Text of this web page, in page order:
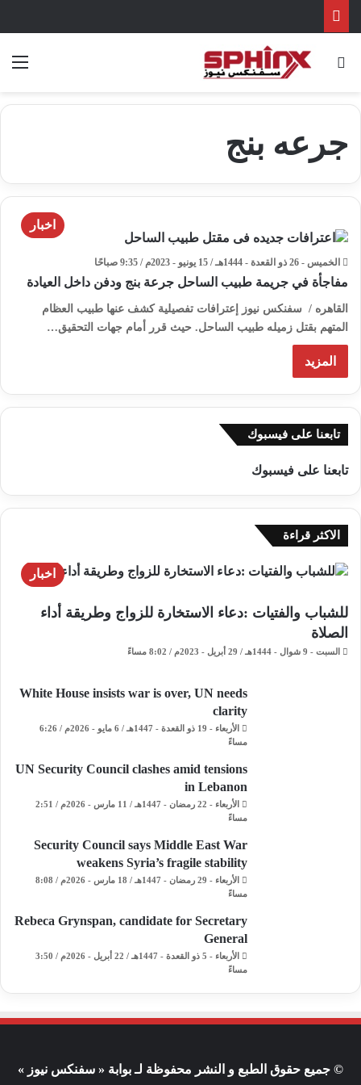
بحث عن
جرعه بنج
اخبار
الخميس - 26 ذو القعدة - 1444هـ / 15 يونيو - 2023م / 9:35 صباحًا
مفاجأة في جريمة طبيب الساحل جرعة بنج ودفن داخل العيادة
القاهره / سفنكس نيوز إعترافات تفصيلية كشف عنها طبيب العظام
المتهم بقتل زميله طبيب الساحل. حيث قرر أمام جهات التحقيق…
المزيد
تابعنا على فيسبوك
تابعنا على فيسبوك
الاكثر قراءة
اخبار
للشباب والفتيات :دعاء الاستخارة للزواج وطريقة أداء
الصلاة
السبت - 9 شوال - 1444هـ / 29 أبريل - 2023م / 8:02 مساءً
White House insists war is over, UN needs
clarity
الأربعاء - 19 ذو القعدة - 1447هـ / 6 مايو - 2026م / 6:26
مساءً
UN Security Council clashes amid tensions
in Lebanon
الأربعاء - 22 رمضان - 1447هـ / 11 مارس - 2026م / 2:51
مساءً
Security Council says Middle East War
weakens Syria’s fragile stability
الأربعاء - 29 رمضان - 1447هـ / 18 مارس - 2026م / 8:08
مساءً
Rebeca Grynspan, candidate for Secretary
General
الأربعاء - 5 ذو القعدة - 1447هـ / 22 أبريل - 2026م / 3:50
مساءً
© جميع حقوق الطبع و النشر محفوظة لـ بوابة « سفنكس نيوز »